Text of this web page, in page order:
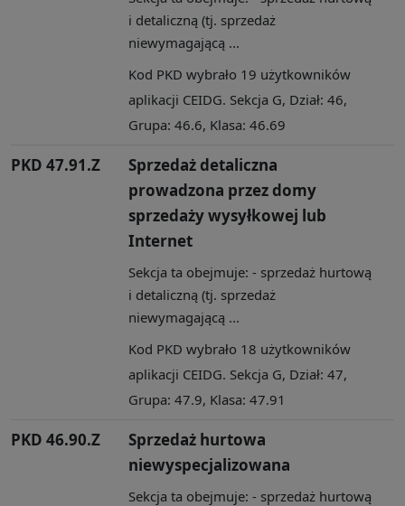
i detaliczną (tj. sprzedaż
niewymagającą ...
Kod PKD wybrało 19 użytkowników
aplikacji CEIDG. Sekcja G, Dział: 46,
Grupa: 46.6, Klasa: 46.69
PKD 47.91.Z
Sprzedaż detaliczna
prowadzona przez domy
sprzedaży wysyłkowej lub
Internet
Sekcja ta obejmuje: - sprzedaż hurtową
i detaliczną (tj. sprzedaż
niewymagającą ...
Kod PKD wybrało 18 użytkowników
aplikacji CEIDG. Sekcja G, Dział: 47,
Grupa: 47.9, Klasa: 47.91
PKD 46.90.Z
Sprzedaż hurtowa
niewyspecjalizowana
Sekcja ta obejmuje: - sprzedaż hurtową